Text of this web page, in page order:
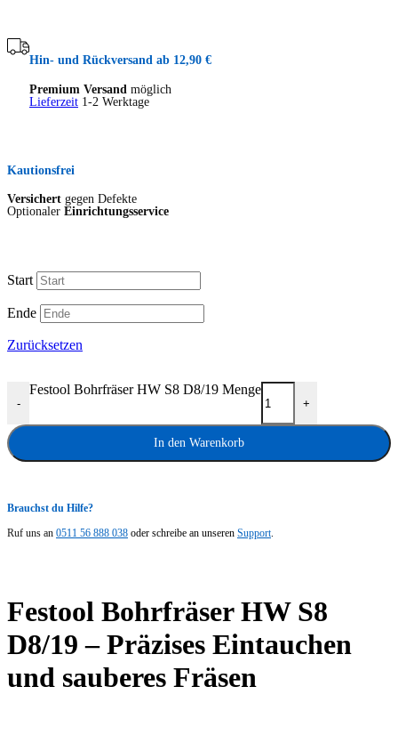
Hin- und Rückversand ab 12,90 €
Premium Versand möglich
Lieferzeit 1-2 Werktage
Kautionsfrei
Versichert gegen Defekte
Optionaler Einrichtungsservice
Start
Ende
Zurücksetzen
-
Festool Bohrfräser HW S8 D8/19 Menge
+
In den Warenkorb
Brauchst du Hilfe?
Ruf uns an 0511 56 888 038 oder schreibe an unseren Support.
Festool Bohrfräser HW S8
D8/19 – Präzises Eintauchen
und sauberes Fräsen